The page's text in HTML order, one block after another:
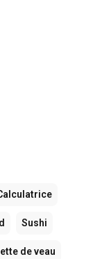
Sushi
de veau